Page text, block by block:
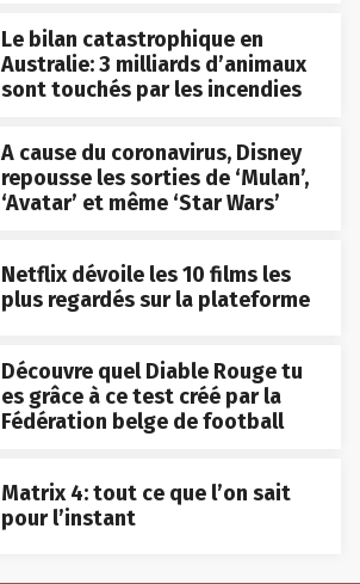
Le bilan catastrophique en
Australie: 3 milliards d’animaux
sont touchés par les incendies
A cause du coronavirus, Disney
repousse les sorties de ‘Mulan’,
‘Avatar’ et même ‘Star Wars’
Netflix dévoile les 10 films les
plus regardés sur la plateforme
Découvre quel Diable Rouge tu
es grâce à ce test créé par la
Fédération belge de football
Matrix 4: tout ce que l’on sait
pour l’instant